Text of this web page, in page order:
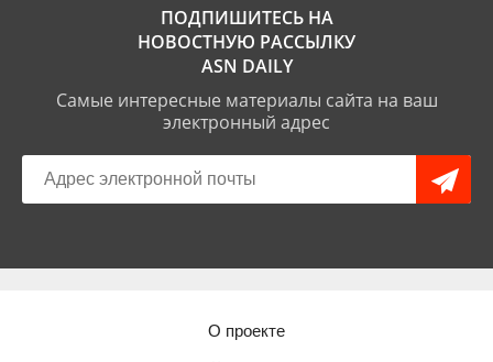
ПОДПИШИТЕСЬ НА
НОВОСТНУЮ РАССЫЛКУ
ASN DAILY
Самые интересные материалы сайта на ваш
электронный адрес
О проекте